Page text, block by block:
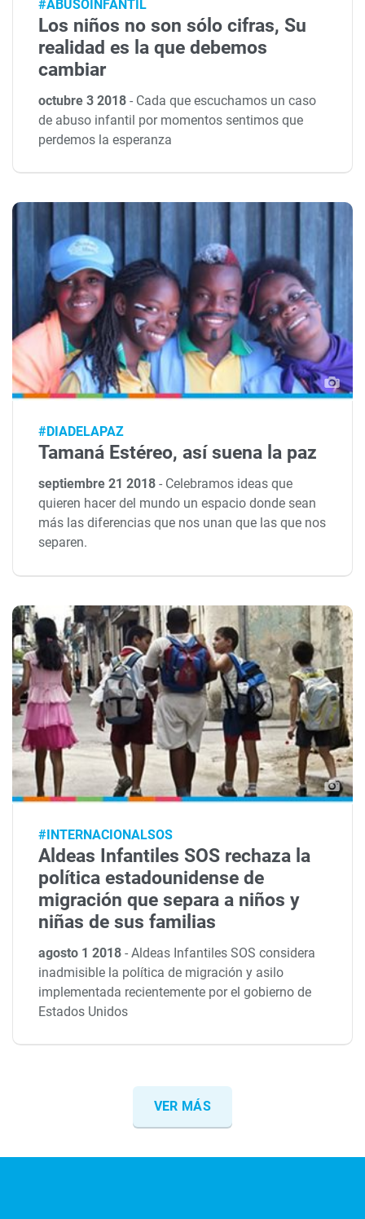
#ABUSOINFANTIL
Los niños no son sólo cifras, Su
realidad es la que debemos
cambiar
octubre 3 2018- Cada que escuchamos un caso
de abuso infantil por momentos sentimos que
perdemos la esperanza
#DIADELAPAZ
Tamaná Estéreo, así suena la paz
septiembre 21 2018- Celebramos ideas que
quieren hacer del mundo un espacio donde sean
más las diferencias que nos unan que las que nos
separen.
#INTERNACIONALSOS
Aldeas Infantiles SOS rechaza la
política estadounidense de
migración que separa a niños y
niñas de sus familias
agosto 1 2018-Aldeas Infantiles SOS considera
inadmisible la política de migración y asilo
implementada recientemente por el gobierno de
Estados Unidos
VER MÁS